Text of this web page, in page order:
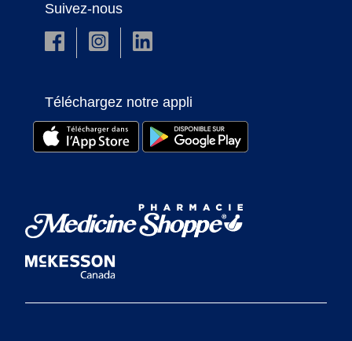
Suivez-nous
Téléchargez notre appli